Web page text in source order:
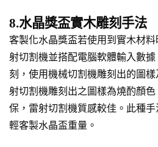
8.水晶獎盃實木雕刻手法
客製化水晶獎盃若使用到實木材
射切割機並搭配電腦軟體輸入數
刻，使用機械切割機雕刻出的圖
射切割機雕刻出之圖樣為燒酌顏
保，雷射切割機質感較佳。此種
輕客製水晶盃重量。